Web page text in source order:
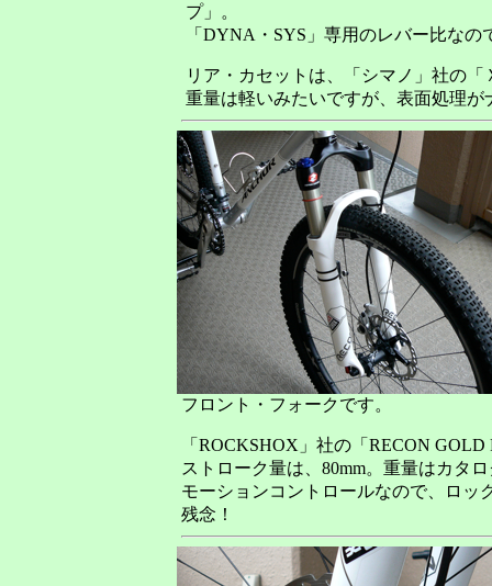
プ」。
「DYNA・SYS」専用のレバー比な
リア・カセットは、「シマノ」社の
重量は軽いみたいですが、表面処理
フロント・フォークです。
「ROCKSHOX」社の「RECON
ストローク量は、80mm。重量はカタ
モーションコントロールなので、ロッ
残念！